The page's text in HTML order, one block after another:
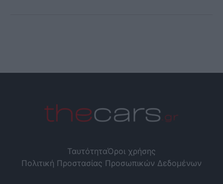
ΤαυτότηταΌροι χρήσης
Πολιτική Προστασίας Προσωπικών Δεδομένων